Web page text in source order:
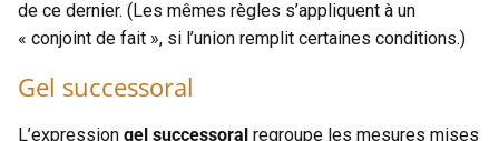
de ce dernier. (Les mêmes règles s’appliquent à un
« conjoint de fait », si l’union remplit certaines conditions.)
Gel successoral
L’expression gel successoral regroupe les mesures mises